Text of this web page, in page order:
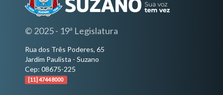
© 2025 - 19ª Legislatura
Rua dos Três Poderes, 65
Jardim Paulista - Suzano
Cep: 08675-225
[11] 4744 8000